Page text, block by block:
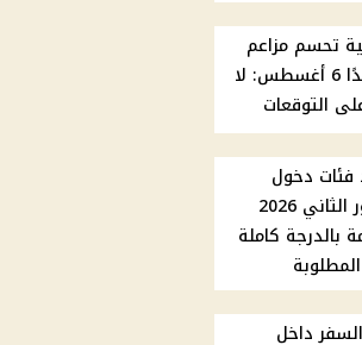
تحسم مزاعم
وقوع زلزال غدًا 6 أغسطس: لا
التوقعات
فئات دخول
امتحانات الدور الثاني 2026
بالدرجة كاملة
داخل